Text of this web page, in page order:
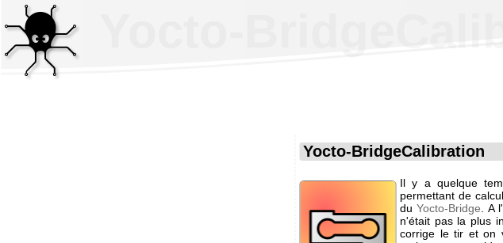
Yocto-BridgeCalibration
Il y a quelque
permettant de
duYocto-Bridge .
n'était pas la plus
corrige le tir et on